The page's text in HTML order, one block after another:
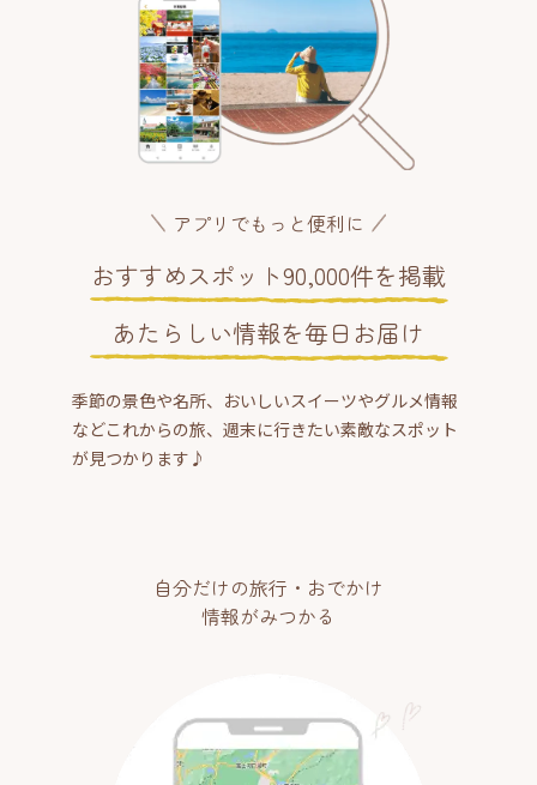
アプリでもっと便利に
おすすめスポット90,000件を掲載
あたらしい情報を毎日お届け
季節の景色や名所、おいしいスイーツやグルメ情報
などこれからの旅、週末に行きたい素敵なスポット
が見つかります♪
自分だけの旅行・おでかけ
情報がみつかる